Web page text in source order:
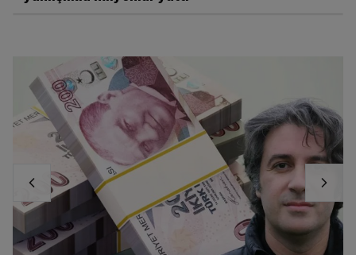
YAŞAM
GÜNCEL
MAGAZİN
EKONOMİ
Resmi Gazete'de bugün (22 Ekim 2025 Resmi
Banka fark etmedi: Ünlü profesörün hesabına
Sistem ilk uyarıyı yolladı: Kandilli'den